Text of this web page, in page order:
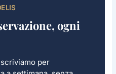
ogni
per